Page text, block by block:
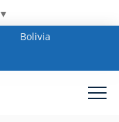
▼
Bolivia